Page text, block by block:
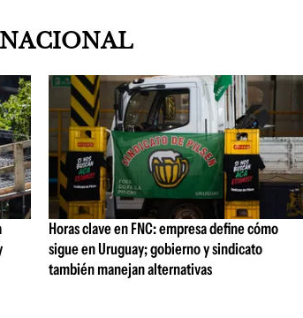
Horas clave en FNC: empresa define cómo
sigue en Uruguay; gobierno y sindicato
también manejan alternativas